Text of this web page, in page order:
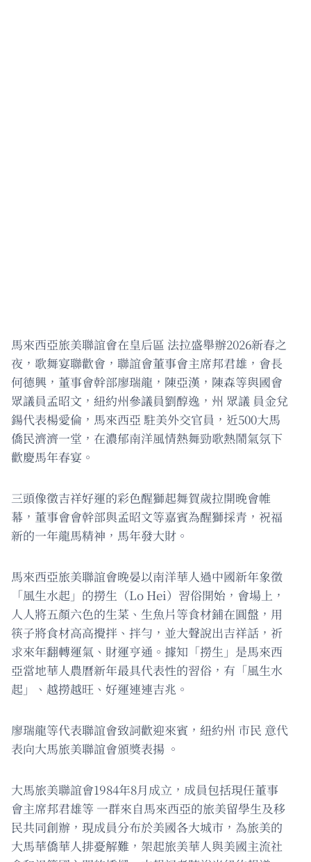
馬來西亞旅美聯誼會在皇后區 法拉盛舉辦2026新春之
夜，歌舞宴聯歡會，聯誼會董事會主席邦君雄，會長
何德興，董事會幹部廖瑞龍，陳亞漢，陳森等與國會
眾議員孟昭文，紐約州參議員劉醇逸，州 眾議 員金兌
鍚代表楊愛倫，馬來西亞 駐美外交官員，近500大馬
僑民濟濟一堂，在濃郁南洋風情熱舞勁歌熱鬧氣氛下
歡慶馬年春宴。
三頭像徵吉祥好運的彩色醒獅起舞賀歲拉開晚會帷
幕，董事會會幹部與孟昭文等嘉賓為醒獅採青，祝福
新的一年龍馬精神，馬年發大財。
馬來西亞旅美聯誼會晚晏以南洋華人過中國新年象徵
「風生水起」的撈生（Lo Hei）習俗開始，會場上，
人人將五顏六色的生菜、生魚片等食材鋪在圓盤，用
筷子將食材高高攪拌、拌勻，並大聲說出吉祥話，祈
求來年翻轉運氣、財運亨通。據知「撈生」是馬來西
亞當地華人農曆新年最具代表性的習俗，有「風生水
起」、越撈越旺、好運連連吉兆。
廖瑞龍等代表聯誼會致詞歡迎來賓，紐約州 市民 意代
表向大馬旅美聯誼會頒獎表揚 。
大馬旅美聯誼會1984年8月成立，成員包括現任董事
會主席邦君雄等 一群來自馬來西亞的旅美留學生及移
民共同創辦，現成員分布於美國各大城市，為旅美的
大馬華僑華人排憂解難，架起旅美華人與美國主流社